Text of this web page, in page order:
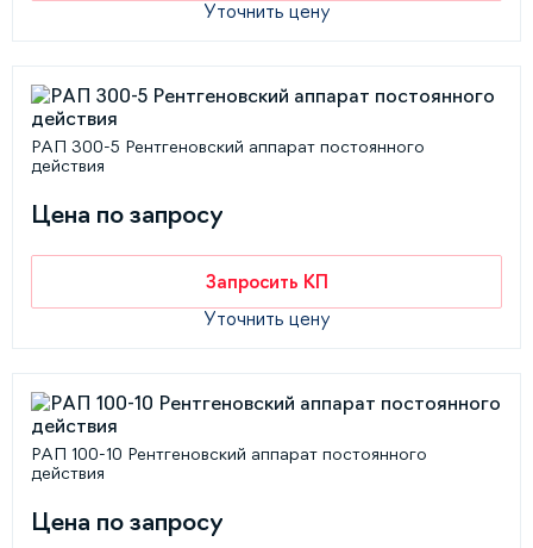
Уточнить цену
РАП 300-5 Рентгеновский аппарат постоянного
действия
Цена по запросу
Запросить КП
Уточнить цену
РАП 100-10 Рентгеновский аппарат постоянного
действия
Цена по запросу